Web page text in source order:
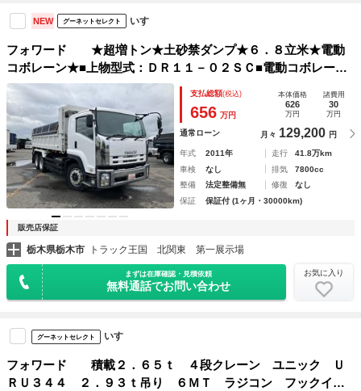
NEW グーネットセレクト いすゞ
フォワード ★超増トン★土砂禁ダンプ★６．８立米★電動
コボレーン★■上物型式：ＤＲ１１－０２ＳＣ■電動コボレーン
付き■Ｈｉ／Ｌｏ８速マニュアル■３００馬力・ターボ■ベッドあ
り
支払総額(税込)
656 万円
本体価格
626
万円
諸費用
30
万円
通常ローン 月々 129,200 円
年式 2011年 走行
41.8万km
車検
なし 排気
7800cc
整備
法定整備無 修復
なし
保証
保証付 (1ヶ月・30000km)
販売店保証
栃木県栃木市 トラック王国 北関東 第一展示場
まずは在庫確認・見積依頼
無料通話でお問い合わせ
お気に入り
グーネットセレクト いすゞ
フォワード 積載２．６５ｔ ４段クレーン ユニック Ｕ
ＲＵ３４４ ２．９３ｔ吊り ６ＭＴ ラジコン フックイ